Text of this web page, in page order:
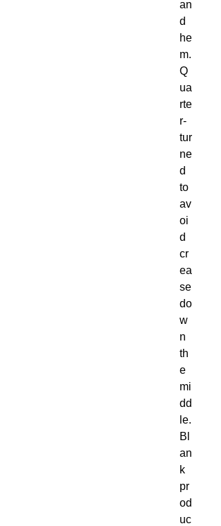
an
d
he
m.
Q
ua
rte
r-
tur
ne
d
to
av
oi
d
cr
ea
se
do
w
n
th
e
mi
dd
le.
Bl
an
k
pr
od
uc